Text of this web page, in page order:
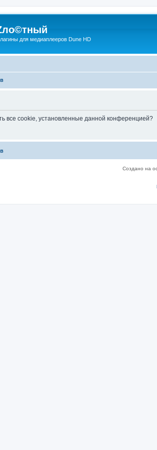
для медиаплееров Dune HD
все cookie, установленные данной конференцией?
Создано на